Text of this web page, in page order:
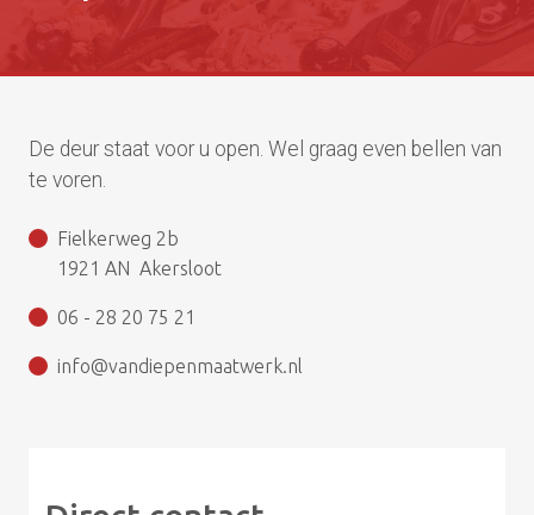
De deur staat voor u open. Wel graag even bellen van
te voren.
Fielkerweg 2b
1921 AN Akersloot
06 - 28 20 75 21
info@vandiepenmaatwerk.nl